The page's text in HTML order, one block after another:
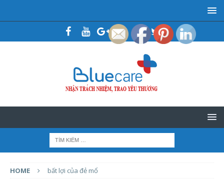
HOME bất lợi của đẻ mổ